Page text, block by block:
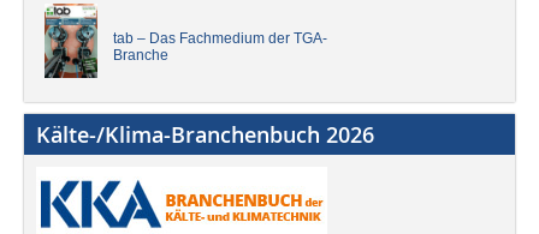
tab – Das Fachmedium der TGA-
Branche
Kälte-/Klima-Branchenbuch 2026